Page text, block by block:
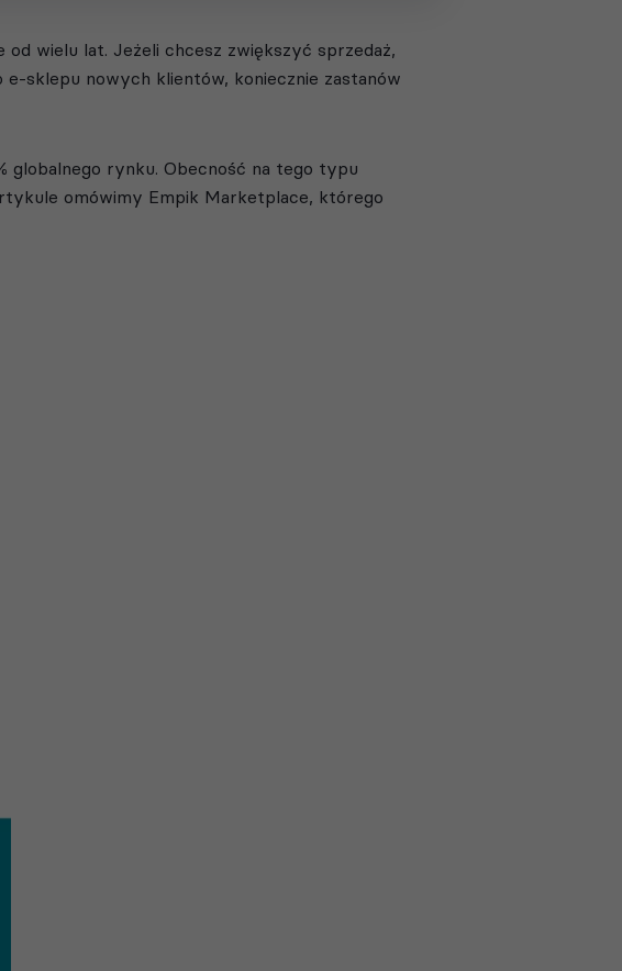
wielu lat. Jeżeli chcesz zwiększyć sprzedaż,
sklepu nowych klientów, koniecznie zastanów
rynku. Obecność na tego typu
omówimy Empik Marketplace, którego